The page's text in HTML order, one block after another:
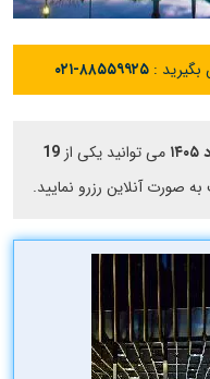
بگیرید :۰۲۱-۸۸۵۵۹۹۲۵
می توانید یکی از 19
صورت آنلاین رزرو نمایید.